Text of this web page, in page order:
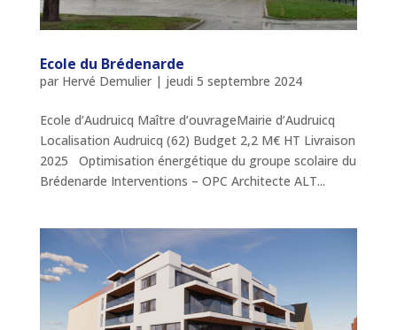
Ecole du Brédenarde
par Hervé Demulier| jeudi 5 septembre 2024
Ecole d’Audruicq Maître d’ouvrageMairie d’Audruicq
Localisation Audruicq (62) Budget 2,2 M€ HT Livraison
2025 Optimisation énergétique du groupe scolaire du
Brédenarde Interventions – OPC Architecte ALT...